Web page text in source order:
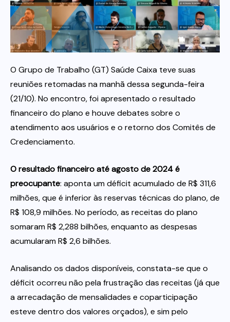
Itau
O Grupo de Trabalho (GT) Saúde Caixa teve suas
reuniões retomadas na manhã dessa segunda-feira
(21/10). No encontro, foi apresentado o resultado
financeiro do plano e houve debates sobre o
atendimento aos usuários e o retorno dos Comitês de
Credenciamento.
O resultado financeiro até agosto de 2024 é
preocupante: aponta um déficit acumulado de R$ 311,6
milhões, que é inferior às reservas técnicas do plano, de
R$ 108,9 milhões. No período, as receitas do plano
somaram R$ 2,288 bilhões, enquanto as despesas
acumularam R$ 2,6 bilhões.
Analisando os dados disponíveis, constata-se que o
déficit ocorreu não pela frustração das receitas (já que
a arrecadação de mensalidades e coparticipação
esteve dentro dos valores orçados), e sim pelo